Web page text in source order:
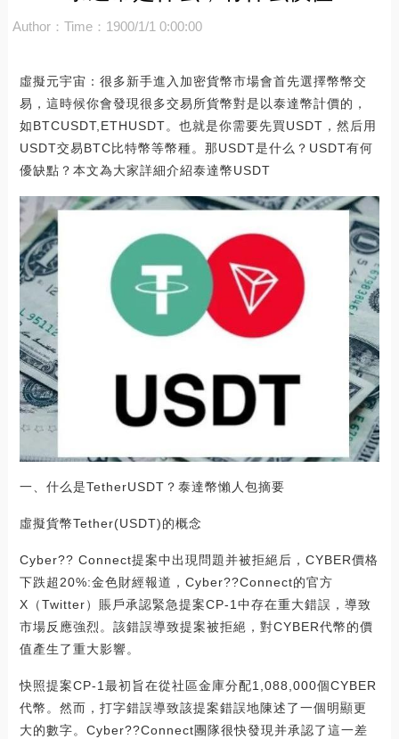
Author： Time：1900/1/1 0:00:00
虛擬元宇宙：很多新手進入加密貨幣市場會首先選擇幣幣交
易，這時候你會發現很多交易所貨幣對是以泰達幣計價的，
如BTCUSDT,ETHUSDT。也就是你需要先買USDT，然后用
USDT交易BTC比特幣等幣種。那USDT是什么？USDT有何
優缺點？本文為大家詳細介紹泰達幣USDT
一、什么是TetherUSDT？泰達幣懶人包摘要
虛擬貨幣Tether(USDT)的概念
Cyber?? Connect提案中出現問題并被拒絕后，CYBER價格
下跌超20%:金色財經報道，Cyber??Connect的官方
X（Twitter）賬戶承認緊急提案CP-1中存在重大錯誤，導致
市場反應強烈。該錯誤導致提案被拒絕，對CYBER代幣的價
值產生了重大影響。
快照提案CP-1最初旨在從社區金庫分配1,088,000個CYBER
代幣。然而，打字錯誤導致該提案錯誤地陳述了一個明顯更
大的數字。Cyber??Connect團隊很快發現并承認了這一差